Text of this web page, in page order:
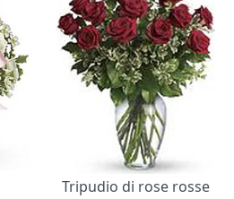
Tripudio di rose rosse